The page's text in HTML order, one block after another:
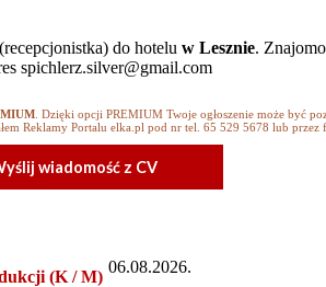
do hotelu w Lesznie.
spichlerz.silver@gmail.com
. Dzięki opcji PREMIUM Twoje ogłoszenie może być
Reklamy Portalu elka.pl pod nr tel. 65 529 5678 lub
wiadomość z CV
(K / M)
06.08.2026.